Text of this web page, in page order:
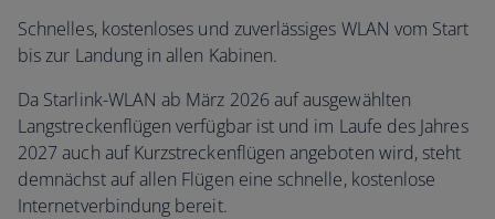
Schnelles, kostenloses und zuverlässiges WLAN vom Start
bis zur Landung in allen Kabinen.
Da Starlink-WLAN ab März 2026 auf ausgewählten
Langstreckenflügen verfügbar ist und im Laufe des Jahres
2027 auch auf Kurzstreckenflügen angeboten wird, steht
demnächst auf allen Flügen eine schnelle, kostenlose
Internetverbindung bereit.